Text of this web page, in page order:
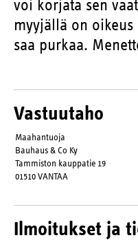
voi korjata sen
myyjällä on
saa purkaa.
Vastuutaho
Maahantuoja
Bauhaus & Co Ky
Tammiston kauppatie 19
01510 VANTAA
Ilmoitukset ja